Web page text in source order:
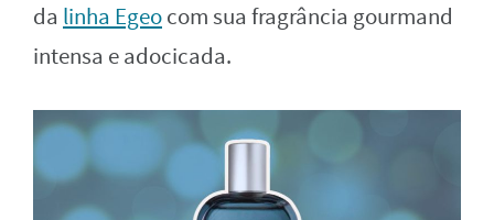
da linha Egeocom sua fragrância gourmand
intensa e adocicada.